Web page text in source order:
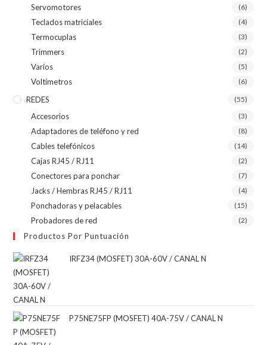
Servomotores (6)
Teclados matriciales (4)
Termocuplas (3)
Trimmers (2)
Varios (5)
Voltímetros (6)
REDES (55)
Accesorios (3)
Adaptadores de teléfono y red (8)
Cables telefónicos (14)
Cajas RJ45 / RJ11 (2)
Conectores para ponchar (7)
Jacks / Hembras RJ45 / RJ11 (4)
Ponchadoras y pelacables (15)
Probadores de red (2)
Productos Por Puntuación
IRFZ34 (MOSFET) 30A-60V / CANAL N
P75NE75FP (MOSFET) 40A-75V / CANAL N